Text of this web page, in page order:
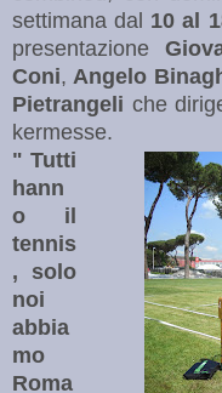
settimana dal 10 al
presentazione
Coni, Angelo
Pietrangeli che
kermesse.
" Tutti
hann
o il
tennis
, solo
noi
abbia
mo
Roma